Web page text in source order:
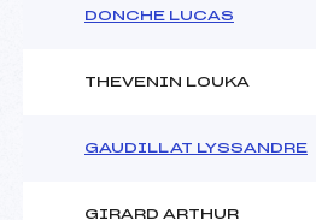
DONCHE LUCAS
THEVENIN LOUKA
GAUDILLAT LYSSANDRE
GIRARD ARTHUR